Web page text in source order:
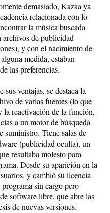
demasiado, Kazaa ya
relacionada con lo
la música buscada
archivos de publicidad
y con el nacimiento de
medida, estaban
las preferencias.
ventajas, se destaca la
de varias fuentes (lo que
la reactivación de la función,
a un motor de búsqueda
suministro. Tiene salas de
(publicidad oculta), un
resultaba molesto para
Desde su aparición en la
y cambió su licencia
sin cargo pero
software libre, que abre las
de nuevas versiones.